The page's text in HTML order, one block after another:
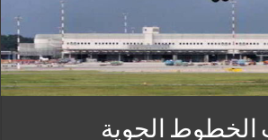
الخطوط الجوية